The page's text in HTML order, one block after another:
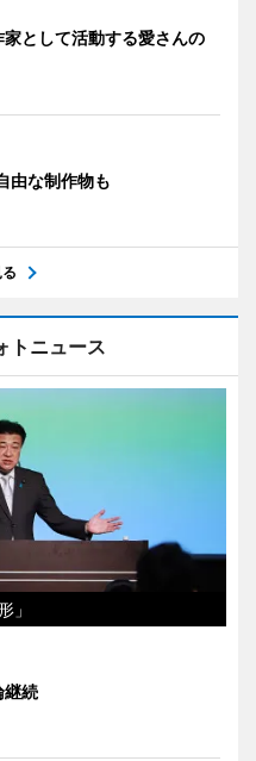
家として活動する愛さんの
由な制作物も
トニュース
」
継続